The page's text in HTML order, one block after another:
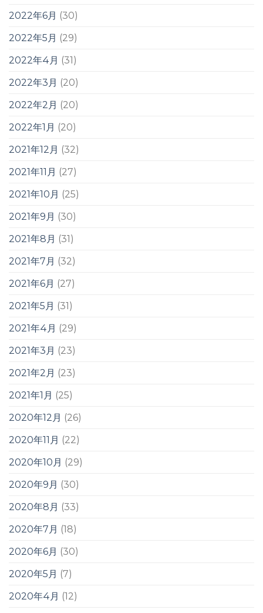
2022年6月 (30)
2022年5月 (29)
2022年4月 (31)
2022年3月 (20)
2022年2月 (20)
2022年1月 (20)
2021年12月 (32)
2021年11月 (27)
2021年10月 (25)
2021年9月 (30)
2021年8月 (31)
2021年7月 (32)
2021年6月 (27)
2021年5月 (31)
2021年4月 (29)
2021年3月 (23)
2021年2月 (23)
2021年1月 (25)
2020年12月 (26)
2020年11月 (22)
2020年10月 (29)
2020年9月 (30)
2020年8月 (33)
2020年7月 (18)
2020年6月 (30)
2020年5月 (7)
2020年4月 (12)